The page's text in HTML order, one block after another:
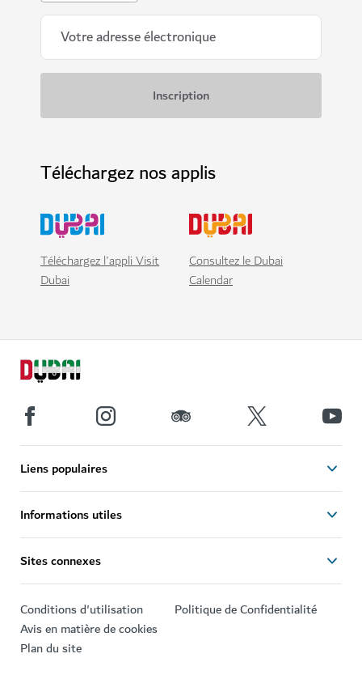
Téléchargez nos applis
Téléchargez l'appli Visit
Dubai
Consultez le Dubai
Calendar
Liens populaires
Informations utiles
Sites connexes
Conditions d'utilisation
Politique de Confidentialité
Avis en matière de cookies
Plan du site